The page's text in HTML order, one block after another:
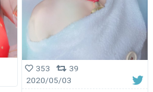
353
39
2020/05/03